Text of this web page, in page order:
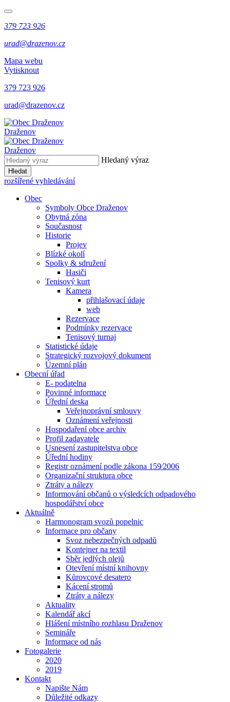
379 723 926
urad@drazenov.cz
Mapa webu
Vytisknout
379 723 926
urad@drazenov.cz
Draženov
Draženov
Hledaný výraz
Hledat
rozšířené vyhledávání
Obec
Symboly Obce Draženov
Obytná zóna
Současnost
Historie
Projev
Blízké okolí
Spolky & sdružení
Hasiči
Tenisový kurt
Kamera
přihlašovací údaje
web
Rezervace
Podmínky rezervace
Tenisový turnaj
Statistické údaje
Strategický rozvojový dokument
Územní plán
Obecní úřad
E- podatelna
Povinné informace
Úřední deska
Veřejnoprávní smlouvy
Oznámení veřejnosti
Hospodaření obce archiv
Profil zadavatele
Usnesení zastupitelstva obce
Úřední hodiny
Registr oznámení podle zákona 159⁄2006
Organizační struktura obce
Ztráty a nálezy
Informování občanů o výsledcích odpadového
hospodářství obce
Aktuálně
Harmonogram svozů popelnic
Informace pro občany
Svoz nebezpečných odpadů
Kontejner na textil
Sběr jedlých olejů
Otevření místní knihovny
Kůrovcové desatero
Kácení stromů
Ztráty a nálezy
Aktuality
Kalendář akcí
Hlášení místního rozhlasu Draženov
Semináře
Informace od nás
Fotogalerie
2020
2019
Kontakt
Napište Nám
Důležité odkazy